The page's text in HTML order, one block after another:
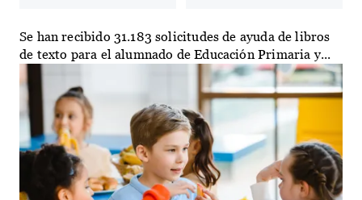
Se han recibido 31.183 solicitudes de ayuda de libros
de texto para el alumnado de Educación Primaria y...